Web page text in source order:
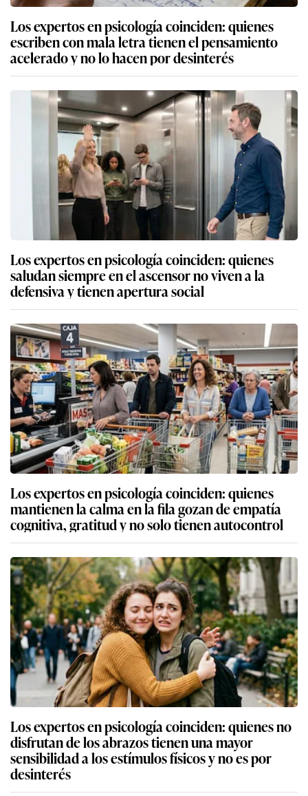
Los expertos en psicología coinciden: quienes
escriben con mala letra tienen el pensamiento
acelerado y no lo hacen por desinterés
Los expertos en psicología coinciden: quienes
saludan siempre en el ascensor no viven a la
defensiva y tienen apertura social
Los expertos en psicología coinciden: quienes
mantienen la calma en la fila gozan de empatía
cognitiva, gratitud y no solo tienen autocontrol
Los expertos en psicología coinciden: quienes no
disfrutan de los abrazos tienen una mayor
sensibilidad a los estímulos físicos y no es por
desinterés